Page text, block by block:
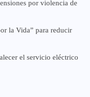
por violencia de
la Vida” para reducir
el servicio eléctrico